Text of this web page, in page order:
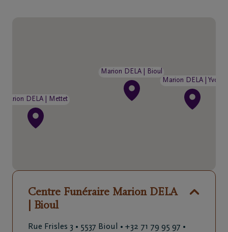
+32
71
Marion DELA | Bioul
Marion DELA | Mettet
Marion DELA | Yvoir
Centre Funéraire Marion DELA
| Bioul
Rue Frisles 3 • 5537 Bioul • +32 71 79 95 97 •